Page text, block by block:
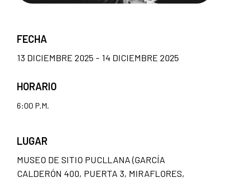
FECHA
13 DICIEMBRE 2025 - 14 DICIEMBRE 2025
HORARIO
6:00 P.M.
LUGAR
MUSEO DE SITIO PUCLLANA (GARCÍA
CALDERÓN 400, PUERTA 3, MIRAFLORES,